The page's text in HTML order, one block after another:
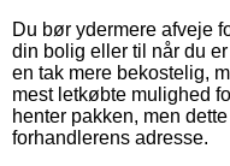
Du bør ydermere afveje
din bolig eller til når du
en tak mere bekostelig,
mest letkøbte mulighed
henter pakken, men
forhandlerens adresse.